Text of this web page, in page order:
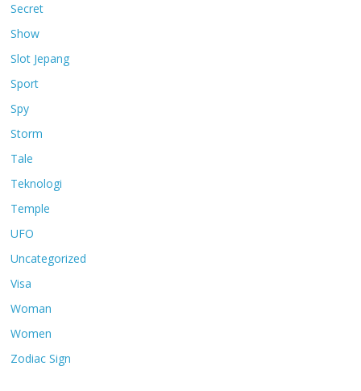
Secret
Show
Slot Jepang
Sport
Spy
Storm
Tale
Teknologi
Temple
UFO
Uncategorized
Visa
Woman
Women
Zodiac Sign